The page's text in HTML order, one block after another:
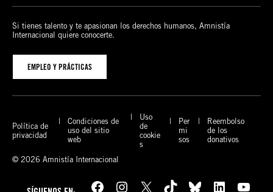
Si tienes talento y te apasionan los derechos humanos, Amnistía
Internacional quiere conocerte.
EMPLEO Y PRÁCTICAS
Política de
privacidad
Condiciones de
uso del sitio
web
Uso
de
cookie
s
Per
mi
sos
Reembolso
de los
donativos
© 2026 Amnistía Internacional
Facebook Instagram X TikTok Bluesky LinkedIn YouTube